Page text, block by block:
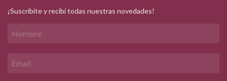
¡Suscribite y recibí todas nuestras novedades!